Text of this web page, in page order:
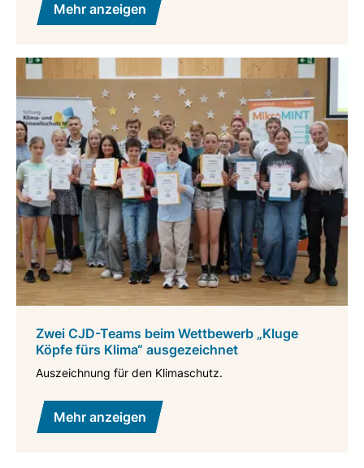
Mehr anzeigen
Zwei CJD-Teams beim Wettbewerb „Kluge
Köpfe fürs Klima“ ausgezeichnet
Auszeichnung für den Klimaschutz.
Mehr anzeigen